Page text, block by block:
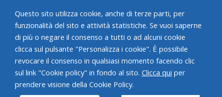
HOME
CHI SIAMO
Questo sito utilizza cookie, anche di terze parti, per
funzionalità del sito e attività statistiche. Se vuoi saperne
di più o negare il consenso a tutti o ad alcuni cookie
clicca sul pulsante "Personalizza i cookie". È possibile
revocare il consenso in qualsiasi momento facendo clic
sul link "Cookie policy" in fondo al sito. Clicca qui per
prendere visione della Cookie Policy.